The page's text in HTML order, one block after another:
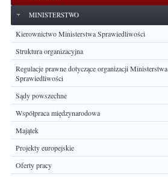
MINISTERSTWO
Kierownictwo Ministerstwa Sprawiedliwości
Struktura organizacyjna
Regulacje prawne dotyczące organizacji Ministerstwa
Sprawiedliwości
Sądy powszechne
Współpraca międzynarodowa
Majątek
Projekty europejskie
Oferty pracy